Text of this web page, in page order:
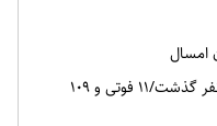
امسال
تردد زائران اربعین از مرزها از ۳ میلیون نفر گذشت/۱۱ فوتی و ۱۰۹